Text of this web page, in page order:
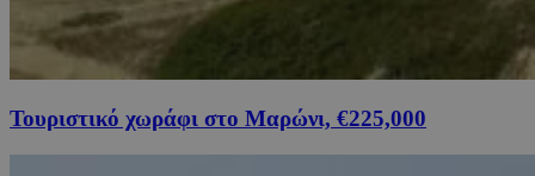
Τουριστικό χωράφι στο Μαρώνι, €225,000